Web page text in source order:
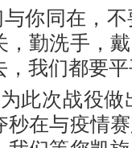
同在，不
勤洗手，
，我们都要
次战役做
秒在与疫情